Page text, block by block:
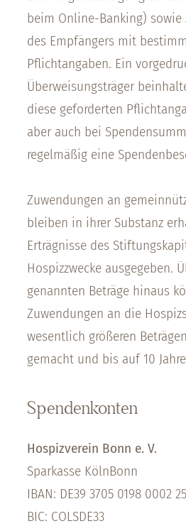
beim Online-Banking) sowie
des Empfängers mit
Pflichtangaben. Ein
Überweisungsträger
diese geforderten
aber auch bei
regelmäßig eine
Zuwendungen an
bleiben in ihrer Substanz
Erträgnisse des
Hospizzwecke ausgegeben.
genannten Beträge hinaus
Zuwendungen an die
wesentlich größeren
gemacht und bis auf 10
Spendenkonten
Hospizverein Bonn e. V.
Sparkasse KölnBonn
IBAN: DE39 3705 0198 0002
BIC: COLSDE33